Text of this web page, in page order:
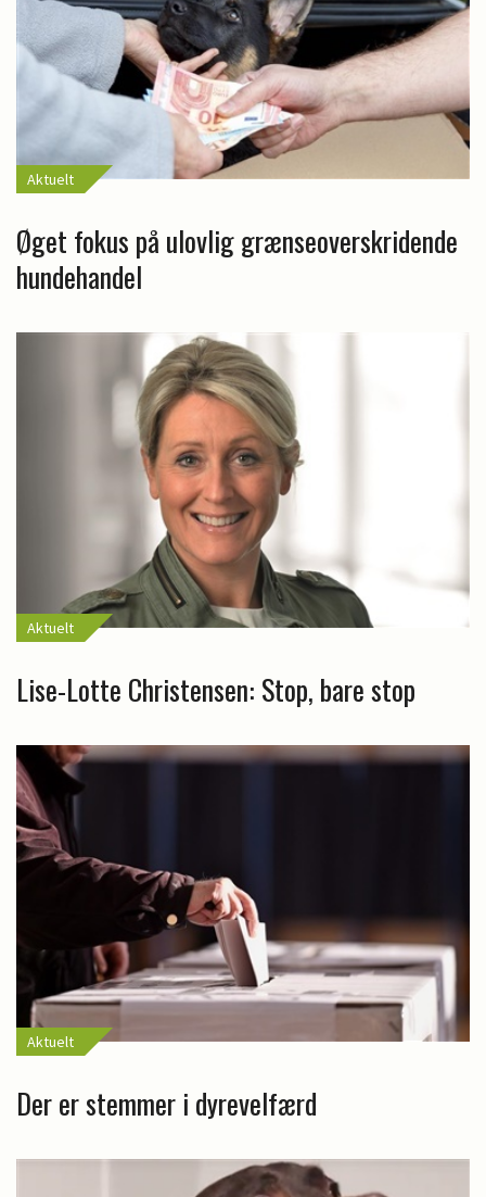
Aktuelt
Øget fokus på ulovlig grænseoverskridende
hundehandel
Aktuelt
Lise-Lotte Christensen: Stop, bare stop
Aktuelt
Der er stemmer i dyrevelfærd